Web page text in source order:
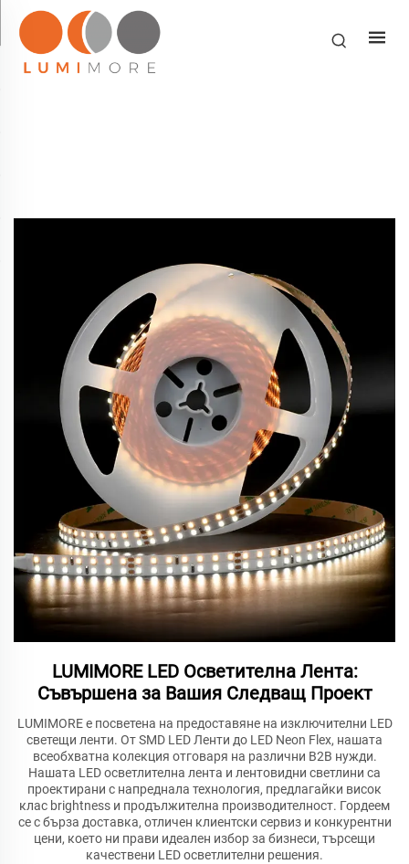
LUMIMORE LED Осветителна Лента:
Съвършена за Вашия Следващ Проект
LUMIMORE е посветена на предоставяне на изключителни LED
светещи ленти. От SMD LED Ленти до LED Neon Flex, нашата
всеобхватна колекция отговаря на различни B2B нужди.
Нашата LED осветлителна лента и лентовидни светлини са
проектирани с напреднала технология, предлагайки висок
клас brightness и продължителна производителност. Гордеем
се с бърза доставка, отличен клиентски сервиз и конкурентни
цени, което ни прави идеален избор за бизнеси, търсещи
качествени LED осветлителни решения.